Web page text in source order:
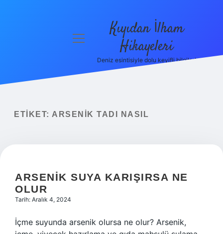
menüyü
Kıyıdan İlham
Hikayeleri
Deniz esintisiyle dolu keyifli bilgiler!
ETIKET: ARSENIK TADI NASIL
ARSENIK SUYA KARIŞIRSA NE
OLUR
Tarih: Aralık 4, 2024
İçme suyunda arsenik olursa ne olur? Arsenik,